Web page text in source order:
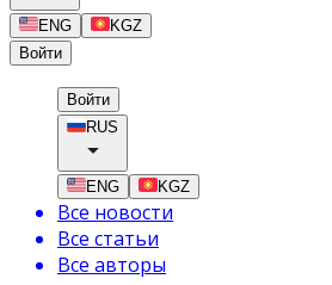
ENG
KGZ
Войти
Войти
RUS
ENG KGZ
Все новости
Все статьи
Все авторы